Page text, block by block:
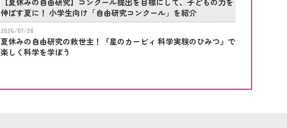
2026/07/28 おすすめ
伸ばす夏に！ 小学生向け「自由研究コンクール」を紹介
2026/07/28
夏休みの自由研究の救世主！『星のカービィ 科学実験のひみつ』で
楽しく科学を学ぼう